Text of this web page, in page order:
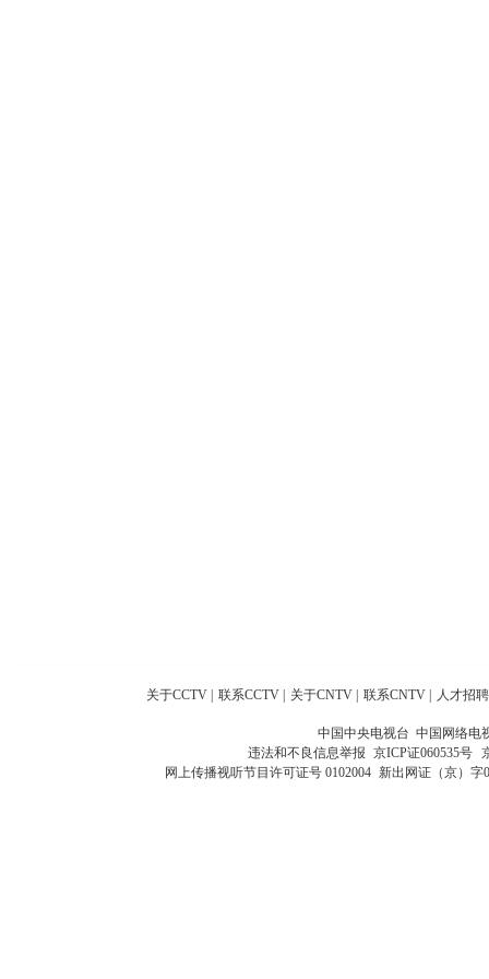
关于CCTV 联系CCTV 关于CNTV 联系CNTV 人才招聘
中国中央电视台 中国网络电
违法和不良信息举报 京ICP证060535号
网上传播视听节目许可证号 0102004 新出网证（京）